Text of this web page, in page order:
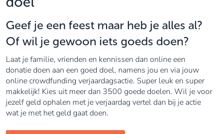
Geef je een feest maar heb je alles al?
Of wil je gewoon iets goeds doen?
Laat je familie, vrienden en kennissen dan online een
donatie doen aan een goed doel, namens jou en via jouw
online crowdfunding verjaardagsactie. Super leuk en super
makkelijk! Kies uit meer dan 3500 goede doelen. Wil je voor
jezelf geld ophalen met je verjaardag vertel dan bij je actie
wat je met het geld gaat doen.